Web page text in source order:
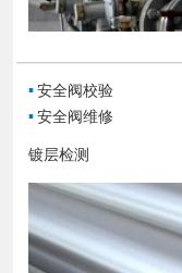
▪ 安全阀校验
▪ 安全阀维修
镀层检测